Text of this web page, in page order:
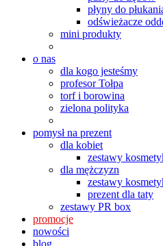
płyny do
odświeżacze
mini produkty
o nas
dla kogo jesteśmy
profesor Tołpa
torf i borowina
zielona polityka
pomysł na prezent
dla kobiet
zestawy
dla mężczyzn
zestawy
prezent dla taty
zestawy PR box
promocje
nowości
blog